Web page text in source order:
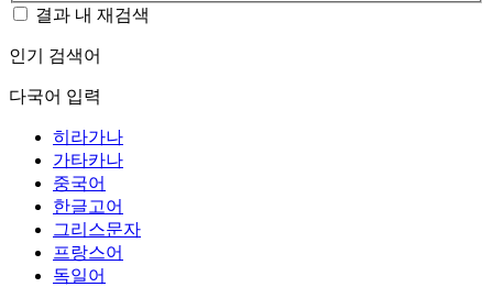
결과 내 재검색
인기 검색어
다국어 입력
히라가나
가타카나
중국어
한글고어
그리스문자
프랑스어
독일어